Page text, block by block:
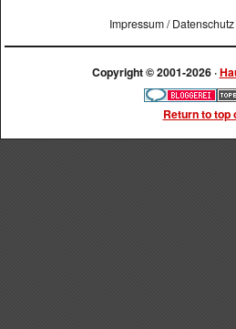
Impressum / Datenschutz
Copyright © 2001-2026 ·
Return to top